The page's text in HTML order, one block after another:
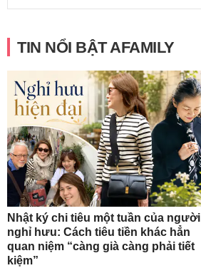
TIN NỔI BẬT AFAMILY
Nhật ký chi tiêu một tuần của người
nghỉ hưu: Cách tiêu tiền khác hẳn
quan niệm “càng già càng phải tiết
kiệm”